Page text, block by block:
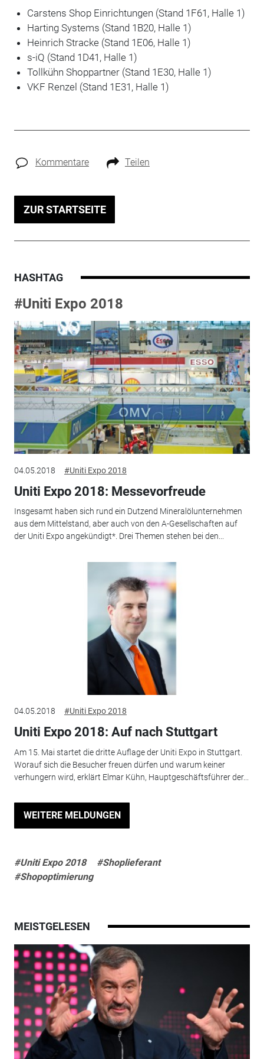
Carstens Shop Einrichtungen (Stand 1F61, Halle 1)
Harting Systems (Stand 1B20, Halle 1)
Heinrich Stracke (Stand 1E06, Halle 1)
s-iQ (Stand 1D41, Halle 1)
Tollkühn Shoppartner (Stand 1E30, Halle 1)
VKF Renzel (Stand 1E31, Halle 1)
Kommentare Teilen
ZUR STARTSEITE
HASHTAG
#Uniti Expo 2018
04.05.2018 #Uniti Expo 2018
Uniti Expo 2018: Messevorfreude
Insgesamt haben sich rund ein Dutzend Mineralölunternehmen
aus dem Mittelstand, aber auch von den A-Gesellschaften auf
der Uniti Expo angekündigt*. Drei Themen stehen bei den...
04.05.2018 #Uniti Expo 2018
Uniti Expo 2018: Auf nach Stuttgart
Am 15. Mai startet die dritte Auflage der Uniti Expo in Stuttgart.
Worauf sich die Besucher freuen dürfen und warum keiner
verhungern wird, erklärt Elmar Kühn, Hauptgeschäftsführer der...
WEITERE MELDUNGEN
#Uniti Expo 2018
#Shoplieferant
#Shopoptimierung
MEISTGELESEN